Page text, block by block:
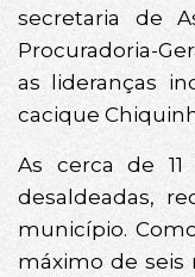
secretaria de
Procuradoria-
as lideranças
cacique
As cerca de
desaldeadas,
município.
máximo de seis